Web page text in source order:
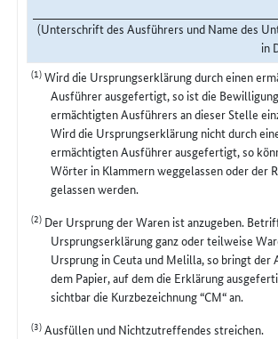
(Unterschrift des Ausführers und Name des
in
(1)Wird die Ursprungserklärung durch einen
Ausführer ausgefertigt, so ist die
ermächtigten Ausführers an dieser Stelle
Wird die Ursprungserklärung nicht durch
ermächtigten Ausführer ausgefertigt, so
Wörter in Klammern weggelassen oder der
gelassen werden.
(2) Der Ursprung der Waren ist anzugeben.
Ursprungserklärung ganz oder teilweise
Ursprung in Ceuta und Melilla, so bringt der
dem Papier, auf dem die Erklärung
sichtbar die Kurzbezeichnung “CM“ an.
(3)Ausfüllen und Nichtzutreffendes streichen.